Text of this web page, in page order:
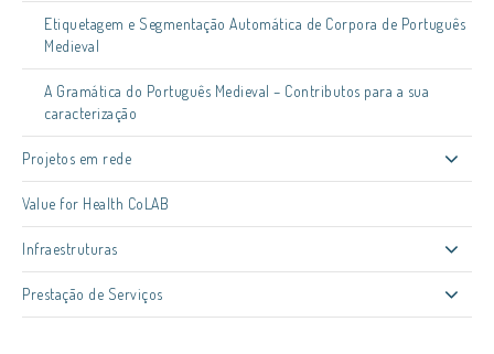
Etiquetagem e Segmentação Automática de Corpora de Português
Medieval
A Gramática do Português Medieval – Contributos para a sua
caracterização
Projetos em rede
Value for Health CoLAB
Infraestruturas
Prestação de Serviços